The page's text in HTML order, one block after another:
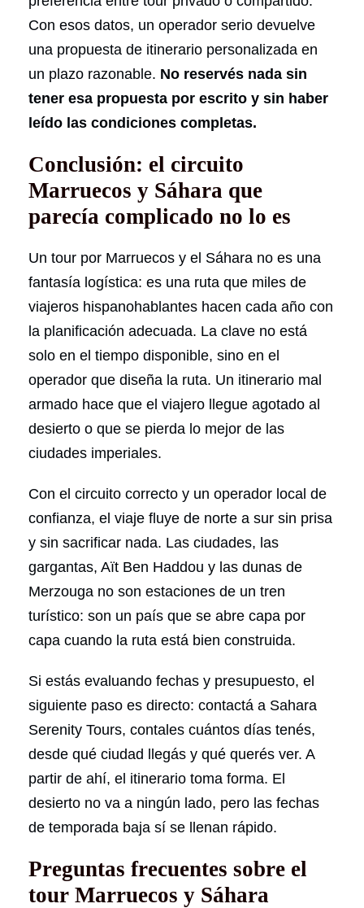
Con esos datos, un operador serio devuelve
una propuesta de itinerario personalizada en
un plazo razonable. No reservés nada sin
tener esa propuesta por escrito y sin haber
leído las condiciones completas.
Conclusión: el circuito
Marruecos y Sáhara que
parecía complicado no lo es
Un tour por Marruecos y el Sáhara no es una
fantasía logística: es una ruta que miles de
viajeros hispanohablantes hacen cada año con
la planificación adecuada. La clave no está
solo en el tiempo disponible, sino en el
operador que diseña la ruta. Un itinerario mal
armado hace que el viajero llegue agotado al
desierto o que se pierda lo mejor de las
ciudades imperiales.
Con el circuito correcto y un operador local de
confianza, el viaje fluye de norte a sur sin prisa
y sin sacrificar nada. Las ciudades, las
gargantas, Aït Ben Haddou y las dunas de
Merzouga no son estaciones de un tren
turístico: son un país que se abre capa por
capa cuando la ruta está bien construida.
Si estás evaluando fechas y presupuesto, el
siguiente paso es directo: contactá a Sahara
Serenity Tours, contales cuántos días tenés,
desde qué ciudad llegás y qué querés ver. A
partir de ahí, el itinerario toma forma. El
desierto no va a ningún lado, pero las fechas
de temporada baja sí se llenan rápido.
Preguntas frecuentes sobre el
tour Marruecos y Sáhara